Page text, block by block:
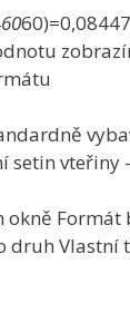
60
setin vteřiny
okně Formát
druh Vlastní